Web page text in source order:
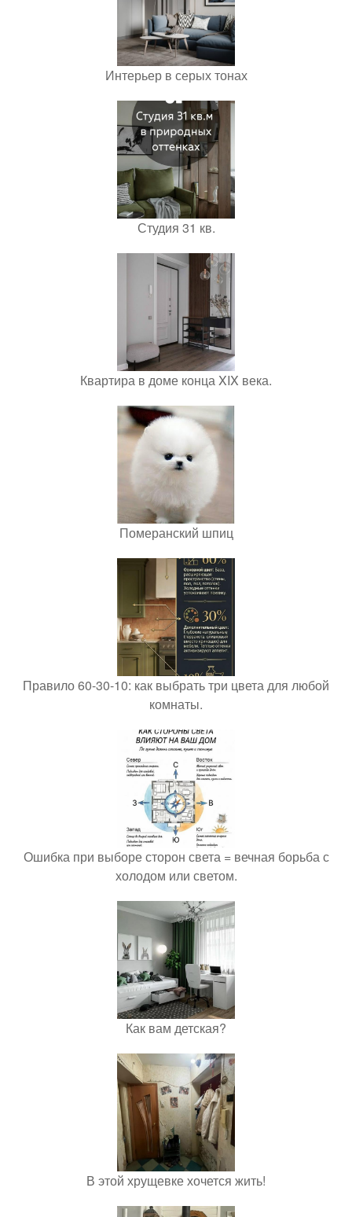
Интерьер в серых тонах
Студия 31 кв.
Квартира в доме конца XIX века.
Померанский шпиц
Правило 60-30-10: как выбрать три цвета для любой
комнаты.
Ошибка при выборе сторон света = вечная борьба с
холодом или светом.
Как вам детская?
В этой хрущевке хочется жить!